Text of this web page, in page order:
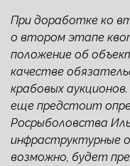
При доработке ко
о втором этапе
положение об
качестве
крабовых
еще предстоит
Росрыболовства
инфраструктурные
возможно, будет